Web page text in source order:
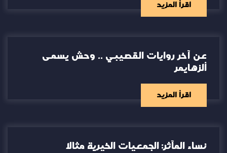
اقرأ المزيد
عن آخر روايات القصيبي .. وحش يسمى
ألزهايمر
اقرأ المزيد
نساء المآثر: الجمعيات الخيرية مثالا